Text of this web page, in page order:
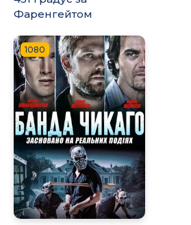
Фаренгейтом
1080